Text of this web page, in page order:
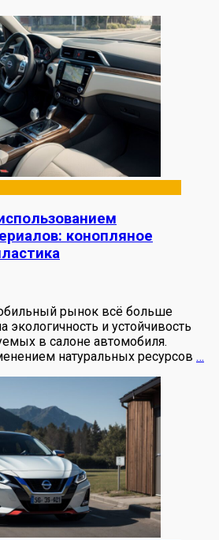
конопляное
рынок всё больше
экологичность и устойчивость
в салоне автомобиля.
натуральных ресурсов …